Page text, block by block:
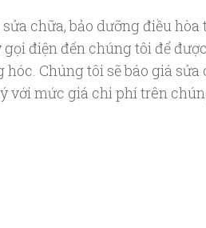
chữa, bảo dưỡng điều hòa
điện đến chúng tôi để
Chúng tôi sẽ báo giá sửa
với mức giá chi phí trên